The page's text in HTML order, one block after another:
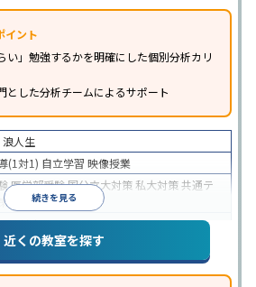
イント
い」勉強するかを明確にした個別分析カリ
とした分析チームによるサポート
続きを見る
浪人生
(1対1) 自立学習 映像授業
医学部受験国公立大対策 私大対策共通テ
ン対応
近くの教室を探す